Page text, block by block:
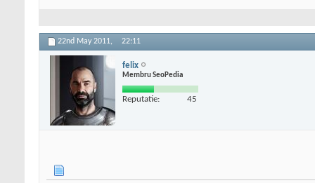
22nd May 2011, 22:11
felix
Membru SeoPedia
Reputatie: 45